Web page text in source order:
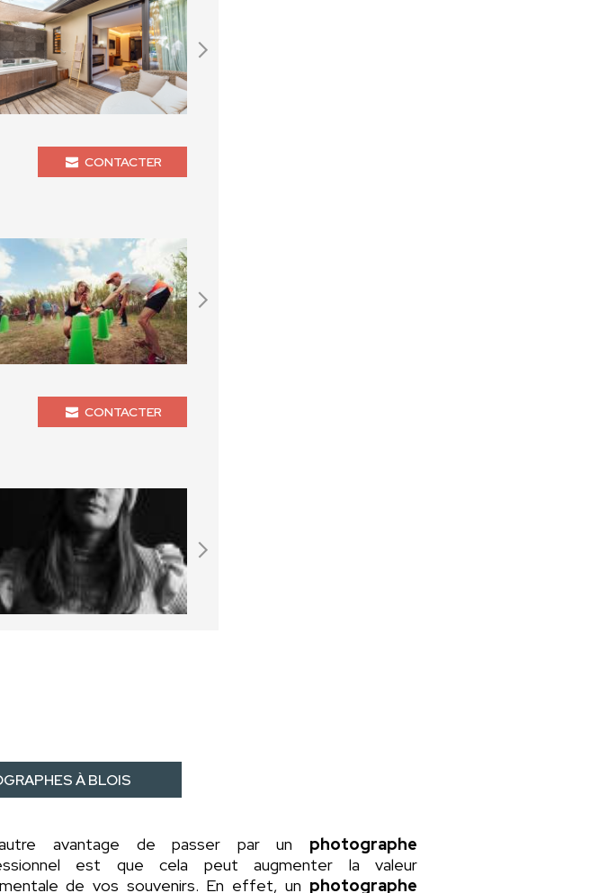
CONTACTER
CONTACTER
À BLOIS
avantage de passer par un photographe
est que cela peut augmenter la valeur
de vos souvenirs. En effet, un photographe